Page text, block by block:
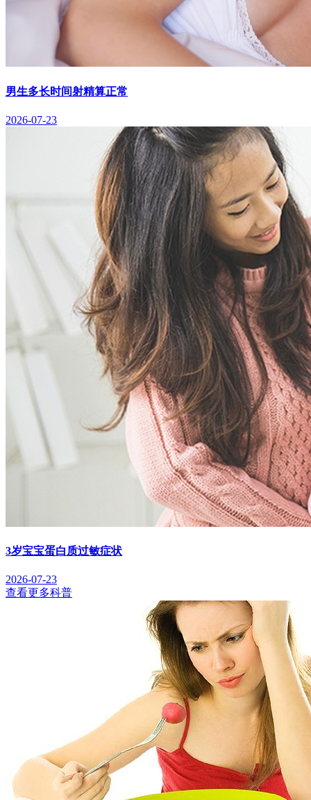
男生多长时间射精算正常
2026-07-23
3岁宝宝蛋白质过敏症状
2026-07-23
查看更多科普